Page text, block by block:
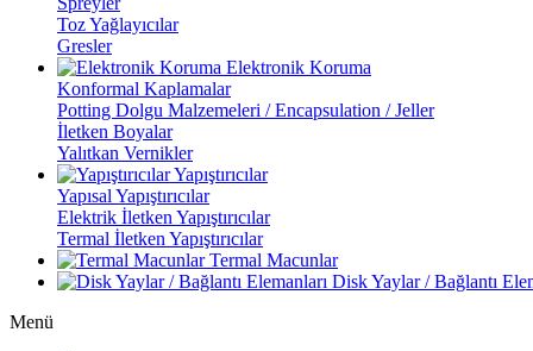
Toz Yağlayıcılar
Gresler
Elektronik Koruma
Konformal Kaplamalar
Potting Dolgu Malzemeleri / Encapsulation / Jeller
İletken Boyalar
Yalıtkan Vernikler
Yapıştırıcılar
Yapısal Yapıştırıcılar
Elektrik İletken Yapıştırıcılar
Termal İletken Yapıştırıcılar
Termal Macunlar
Disk Yaylar / Bağlantı
Menü